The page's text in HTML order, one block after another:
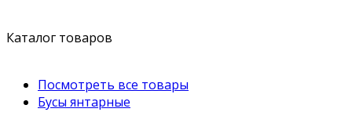
Каталог товаров
Посмотреть все товары
Бусы янтарные